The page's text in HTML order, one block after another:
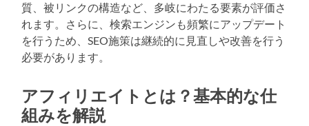
質、被リンクの構造など、多岐にわたる要素が評価さ
れます。さらに、検索エンジンも頻繁にアップデート
を行うため、SEO施策は継続的に見直しや改善を行う
必要があります。
アフィリエイトとは？基本的な仕
組みを解説